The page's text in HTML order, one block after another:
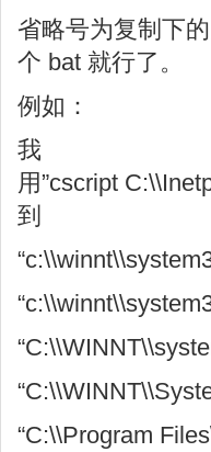
省略号为复制下
个 bat 就行了。
例如：
我
用”cscript
到
“C:\\Program